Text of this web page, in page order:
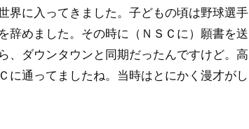
界に入ってきました。子どもの頃は野球選手
辞めました。その時に（ＮＳＣに）願書を送
、ダウンタウンと同期だったんですけど。高
に通ってましたね。当時はとにかく漫才がし